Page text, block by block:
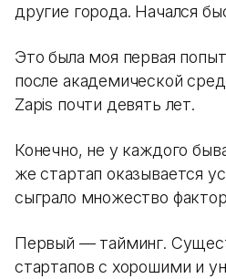
другие города. Начался
Это была моя первая
после академической
Zapis почти девять лет.
Конечно, не у каждого
же стартап оказывается
сыграло множество
Первый — тайминг.
стартапов с хорошими и